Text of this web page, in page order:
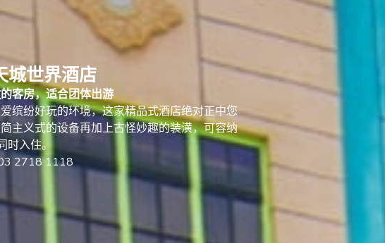
城世界酒店
客房，适合团体出游
缤纷好玩的环境，这家精品式酒店绝对正中您
主义式的设备再加上古怪妙趣的装潢，可容纳
时入住。
2718 1118